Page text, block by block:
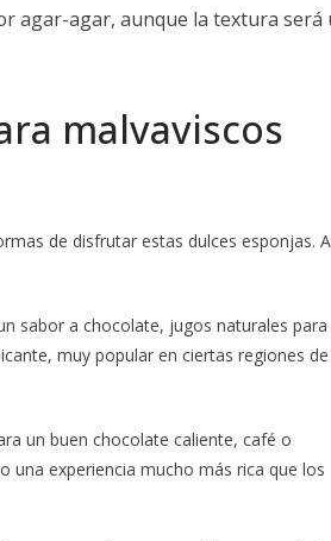
agar-agar, aunque la textura será
malvaviscos
de disfrutar estas dulces esponjas.
sabor a chocolate, jugos naturales para
muy popular en ciertas regiones de
un buen chocolate caliente, café o
una experiencia mucho más rica que los